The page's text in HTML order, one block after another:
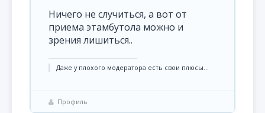
Ничего не случиться, а вот от
приема этамбутола можно и
зрения лишиться..
Даже у плохого модератора есть свои плюсы...
Профиль